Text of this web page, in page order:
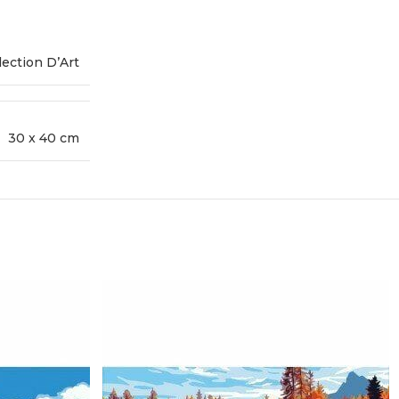
D’Art
30 x 40 cm